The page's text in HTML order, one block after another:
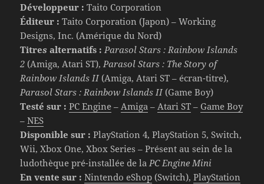
Développeur : Taito Corporation
Éditeur : Taito Corporation (Japon) – Working
Designs, Inc. (Amérique du Nord)
Titres alternatifs : Parasol Stars : Rainbow Islands
2 (Amiga, Atari ST),Parasol Stars : The Story of
Rainbow Islands II(Amiga, Atari ST – écran-titre),
Parasol Stars : Rainbow Islands II(Game Boy)
Testé sur : PC Engine –Amiga –Atari ST – Game Boy
–NES
Disponible sur : PlayStation 4, PlayStation 5, Switch,
Wii, Xbox One, Xbox Series – Présent au sein de la
ludothèque pré-installée de laPC Engine Mini
En vente sur : Nintendo eShop (Switch),PlayStation